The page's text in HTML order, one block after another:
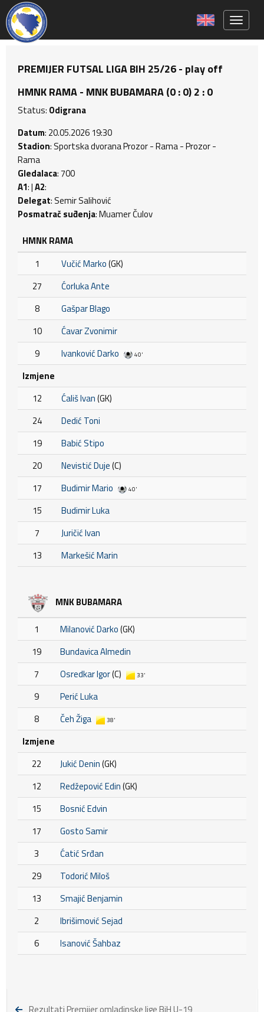
PREMIJER FUTSAL LIGA BIH 25/26 - play off
HMNK RAMA - MNK BUBAMARA (0 : 0) 2 : 0
Status: Odigrana
Datum: 20.05.2026 19:30
Stadion: Sportska dvorana Prozor - Rama - Prozor -
Rama
Gledalaca: 700
A1: |A2:
Delegat: Semir Salihović
Posmatrač suđenja: Muamer Čulov
HMNK RAMA
1
Vučić Marko(GK)
27
Ćorluka Ante
8
Gašpar Blago
10
Ćavar Zvonimir
9
Ivanković Darko 40'
Izmjene
12
Ćališ Ivan(GK)
24
Dedić Toni
19
Babić Stipo
20
Nevistić Duje(C)
17
Budimir Mario 40'
15
Budimir Luka
7
Juričić Ivan
13
Markešić Marin
MNK BUBAMARA
1 Milanović Darko(GK)
19
Bundavica Almedin
7
Osredkar Igor(C) 33'
9
Perić Luka
8
Čeh Žiga 38'
Izmjene
22
Jukić Denin(GK)
12
Redžepović Edin(GK)
15
Bosnić Edvin
17
Gosto Samir
3
Ćatić Srđan
29
Todorić Miloš
13
Smajić Benjamin
2
Ibrišimović Sejad
6
Isanović Šahbaz